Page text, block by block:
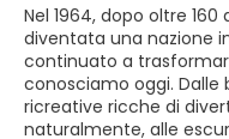
Nel 1964, dopo oltre
diventata una nazione
continuato a
conosciamo oggi. Dalle
ricreative ricche di
naturalmente, alle